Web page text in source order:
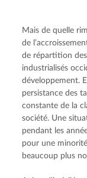
Mais de quelle
de
de répartition des
industrialisés
développement.
persistance des
constante de la
société. Une
pendant les
pour une
beaucoup plus